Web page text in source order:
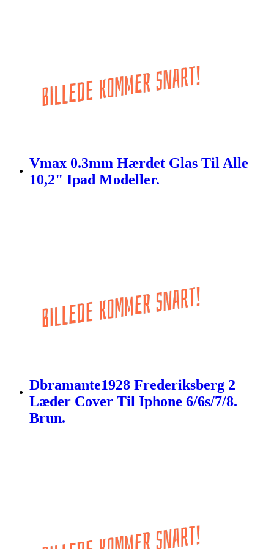
Vmax 0.3mm Hærdet Glas Til Alle
10,2" Ipad Modeller.
Dbramante1928 Frederiksberg 2
Læder Cover Til Iphone 6/6s/7/8.
Brun.